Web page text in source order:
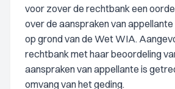
voor zover de rechtbank een
over de aanspraken van
op grond van de Wet WIA.
rechtbank met haar beoordeling
aanspraken van appellante is
omvang van het geding.